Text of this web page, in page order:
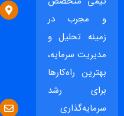
و مجرب در
زمینه تحلیل و
مدیریت سرمایه،
بهترین راه‌کارها
برای رشد
سرمایه‌گذاری